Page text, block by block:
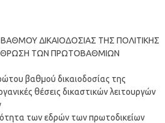
ΔΙΚΑΙΟΔΟΣΙΑΣ ΤΗΣ ΠΟΛΙΤΙΚΗΣ
ΤΩΝ ΠΡΩΤΟΒΑΘΜΙΩΝ
βαθμού δικαιοδοσίας της
θέσεις δικαστικών λειτουργών
των εδρών των πρωτοδικείων